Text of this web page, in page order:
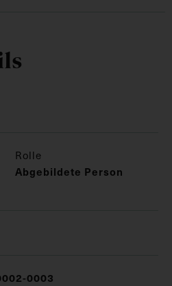
Rolle
Abgebildete Person
0003